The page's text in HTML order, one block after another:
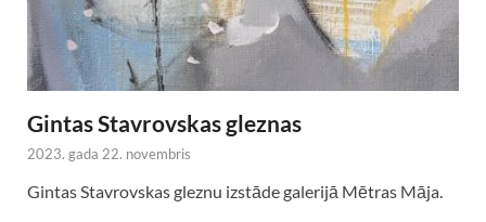
Gintas Stavrovskas gleznas
2023. gada 22. novembris
Gintas Stavrovskas gleznu izstāde galerijā Mētras Māja.